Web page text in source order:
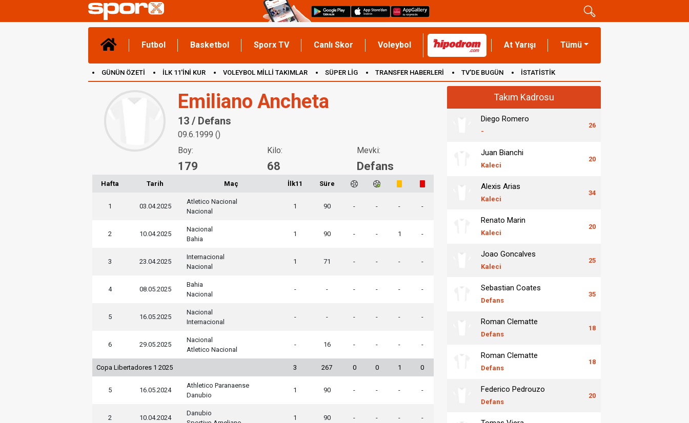
Futbol Basketbol Sporx TV Canlı Skor Voleybol At Yarışı Tümü
GÜNÜN ÖZETİ İLK 11'İNİ KUR VOLEYBOL MİLLİ TAKIMLAR SÜPER LİG TRANSFER HABERLERİ TV'DE BUGÜN İSTATİSTİK
Emiliano Ancheta
13 / Defans
09.6.1999 ()
Boy:
179
Kilo:
68
Mevki:
Defans
Hafta Tarih Maç İlk11 Süre
1 03.04.2025
Atletico Nacional
Nacional
1 90 - - - -
2 10.04.2025
Nacional
Bahia
1 90 - - 1 -
3 23.04.2025
Internacional
Nacional
1 71 - - - -
4 08.05.2025
Bahia
Nacional
- - - - - -
5 16.05.2025
Nacional
Internacional
- - - - - -
6 29.05.2025
Nacional
Atletico Nacional
- 16 - - - -
Copa Libertadores 1 2025 3 267 0 0 1 0
5 16.05.2024
Athletico Paranaense
Danubio
1 90 - - - -
2 10.04.2024
Danubio
1 90 - - - -
Takım Kadrosu
Diego Romero
-
26
Juan Bianchi
Kaleci
20
Alexis Arias
Kaleci
34
Renato Marin
Kaleci
20
Joao Goncalves
Kaleci
25
Sebastian Coates
Defans
35
Roman Clematte
Defans
18
Roman Clematte
Defans
18
Federico Pedrouzo
Defans
20